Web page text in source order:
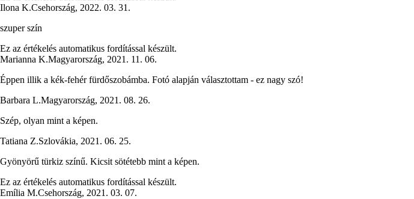
Ilona K.Csehország, 2022. 03. 31.
szuper szín
Ez az értékelés automatikus fordítással készült.
Marianna K.Magyarország, 2021. 11. 06.
Éppen illik a kék-fehér fürdőszobámba. Fotó alapján választottam - ez nagy szó!
Barbara L.Magyarország, 2021. 08. 26.
Szép, olyan mint a képen.
Tatiana Z.Szlovákia, 2021. 06. 25.
Gyönyörű türkiz színű. Kicsit sötétebb mint a képen.
Ez az értékelés automatikus fordítással készült.
Emília M.Csehország, 2021. 03. 07.